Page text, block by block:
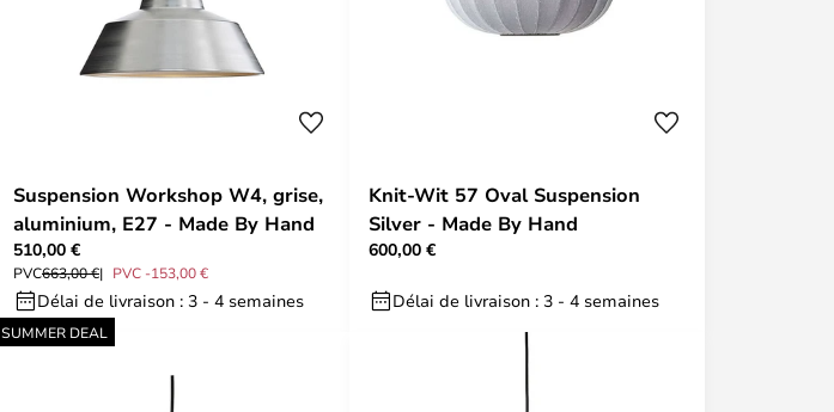
Suspension Workshop W4, grise,
aluminium, E27 - Made By Hand
510,00 €
PVC663,00 € PVC -153,00 €
Délai de livraison : 3 - 4 semaines
Knit-Wit 57 Oval Suspension
Silver - Made By Hand
600,00 €
Délai de livraison : 3 - 4 semaines
SUMMER DEAL